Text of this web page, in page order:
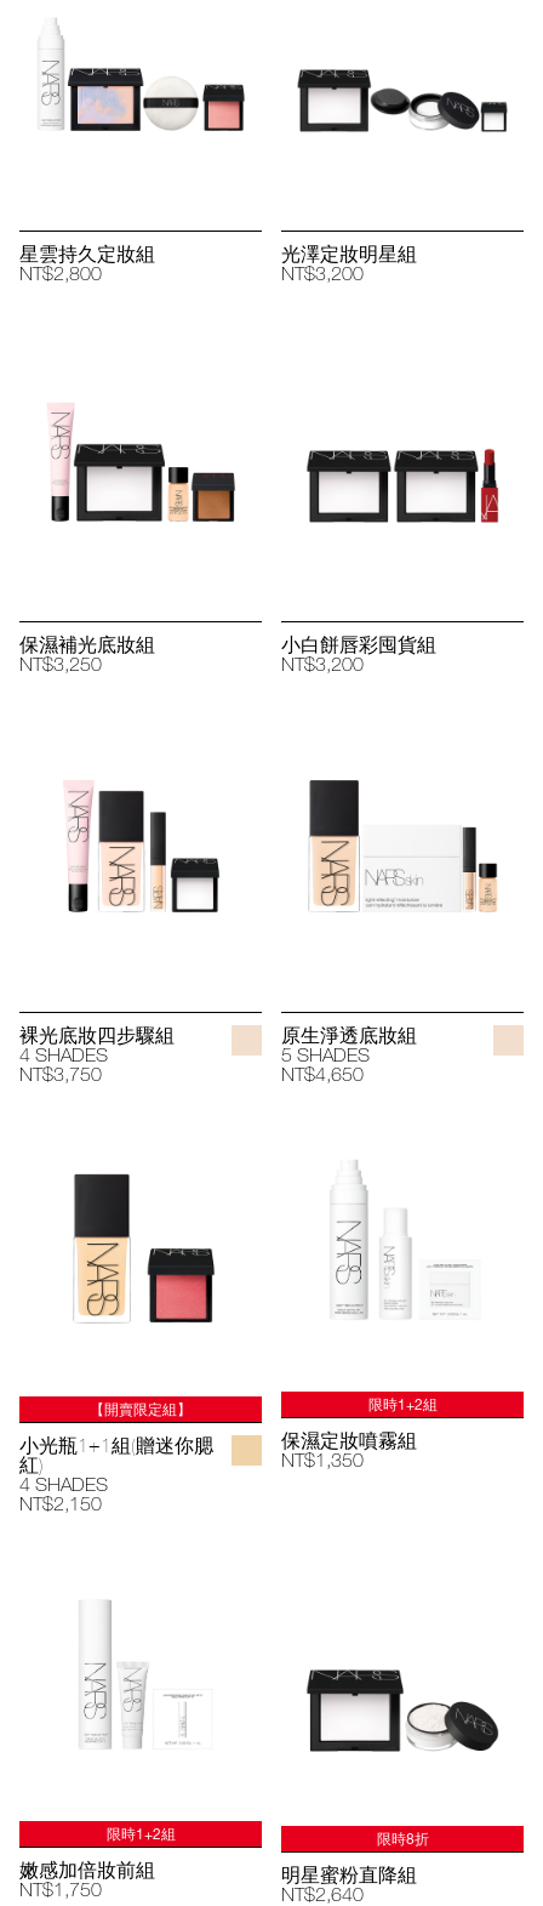
星雲持久定妝組
NT$2,800
光澤定妝明星組
NT$3,200
保濕補光底妝組
NT$3,250
小白餅唇彩囤貨組
NT$3,200
裸光底妝四步驟組
4 SHADES
NT$3,750
原生淨透底妝組
5 SHADES
NT$4,650
【開賣限定組】
小光瓶1+1組(贈迷你腮
紅)
4 SHADES
NT$2,150
限時1+2組
保濕定妝噴霧組
NT$1,350
限時1+2組
嫩感加倍妝前組
NT$1,750
限時8折
明星蜜粉直降組
NT$2,640